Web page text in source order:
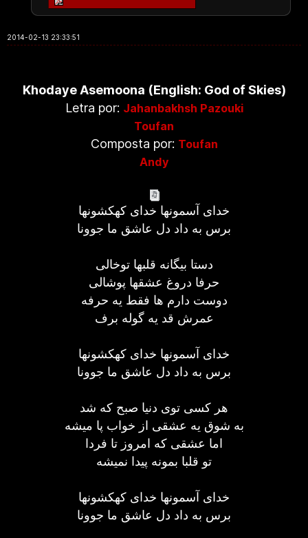
2014-02-13 23:33:51
Khodaye Asemoona (English: God of Skies)
Letra por: Jahanbakhsh Pazouki
Toufan
Composta por: Toufan
Andy
خدای آسمونها خدای کهکشونها
برس به داد دل عاشق ما جوونا
دستا بیگانه قلبها توخالی
حرفا دروغ عشقها پوشالی
دوست دارم ها فقط یه حرفه
عمرش قد یه گوله برف
خدای آسمونها خدای کهکشونها
برس به داد دل عاشق ما جوونا
هر کسی توی دنیا صبح که شد
به شوق یه عشقی از خواب پا میشه
اما عشقی که امروز تا فردا
تو قلبا بمونه پیدا نمیشه
خدای آسمونها خدای کهکشونها
برس به داد دل عاشق ما جوونا